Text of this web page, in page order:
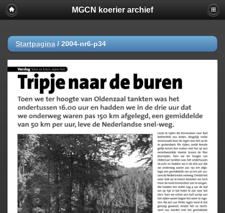
MGCN koerier archief
Startpagina / 2004-nr6-p34